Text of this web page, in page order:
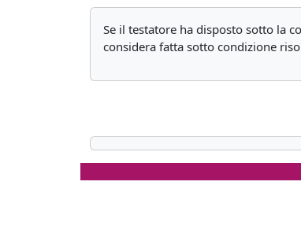
Se il testatore ha disposto sotto la
considera fatta sotto condizione